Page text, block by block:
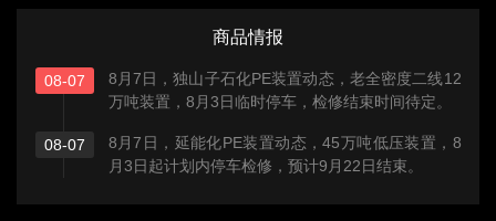
商品情报
08-07
8月7日，独山子石化PE装置动态，老全密度二线12
万吨装置，8月3日临时停车，检修结束时间待定。
08-07
8月7日，延能化PE装置动态，45万吨低压装置，8
月3日起计划内停车检修，预计9月22日结束。